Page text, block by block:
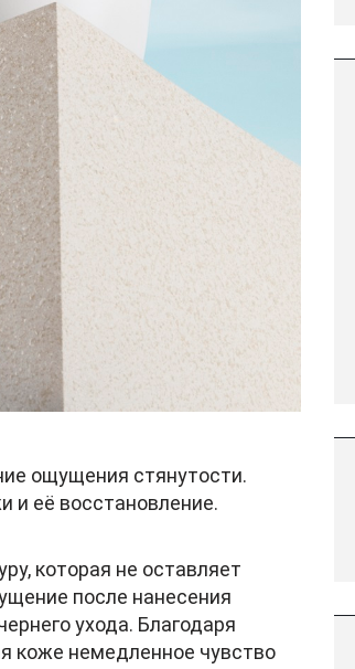
ощущения стянутости.
и её восстановление.
которая не оставляет
после нанесения
ухода. Благодаря
коже немедленное чувство